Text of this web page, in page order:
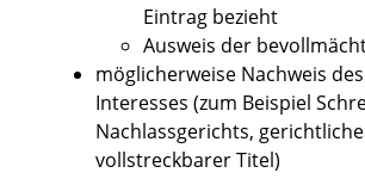
Eintrag bezieht
Ausweis der
möglicherweise Nachweis
Interesses (zum Beispiel
Nachlassgerichts,
vollstreckbarer Titel)